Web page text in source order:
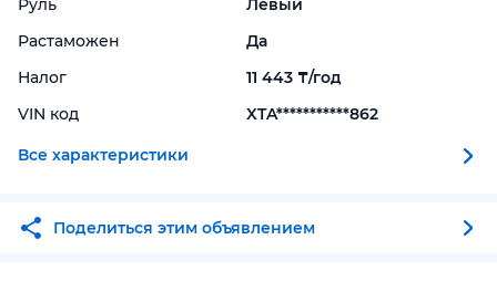
Руль
Левый
Растаможен
Да
Налог
11 443 ₸/год
VIN код
XTA***********862
Все характеристики
Поделиться этим объявлением